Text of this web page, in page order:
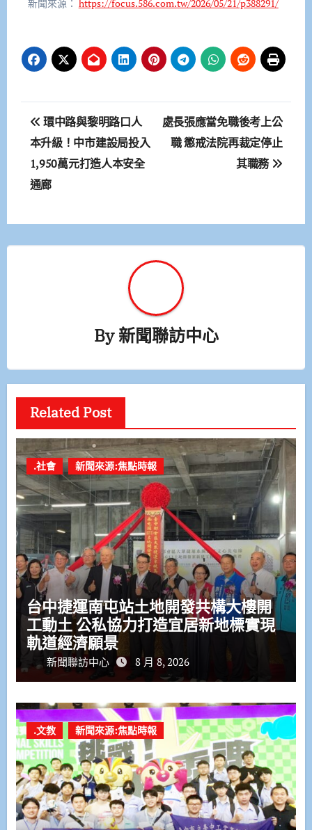
新聞來源： https://focus.586.com.tw/2026/05/21/p388291/
文
章
導
環中路與黎明路口人
本升級！中市建設局投入
1,950萬元打造人本安全
通廊
處長張應當免職後考上公
職 懲戒法院再裁定停止
其職務
By新聞聯訪中心
Related Post
.社會 新聞來源:焦點時報
台中捷運南屯站土地開發共構大樓開
工動土 公私協力打造宜居新地標實現
軌道經濟願景
新聞聯訪中心 8 月 8, 2026
.文教 新聞來源:焦點時報